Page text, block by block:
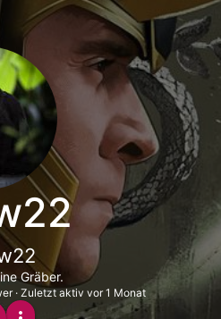
Gräber.
· Zuletzt aktiv vor 1 Monat